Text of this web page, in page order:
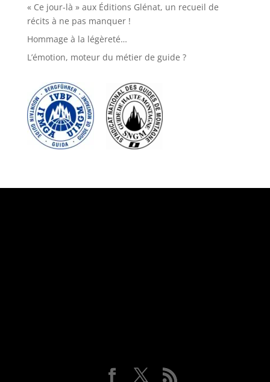
« Ce jour-là » aux Éditions Glénat, un recueil de
récits à ne pas manquer !
Hommage à la légèreté…
L’émotion, moteur du métier de guide ?